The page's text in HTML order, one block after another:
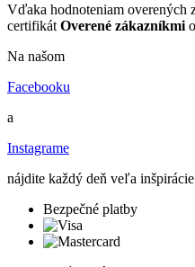
Vďaka hodnoteniam overených
certifikát Overené zákazníkmi
Na našom
Facebooku
a
Instagrame
nájdite každý deň veľa
Bezpečné platby